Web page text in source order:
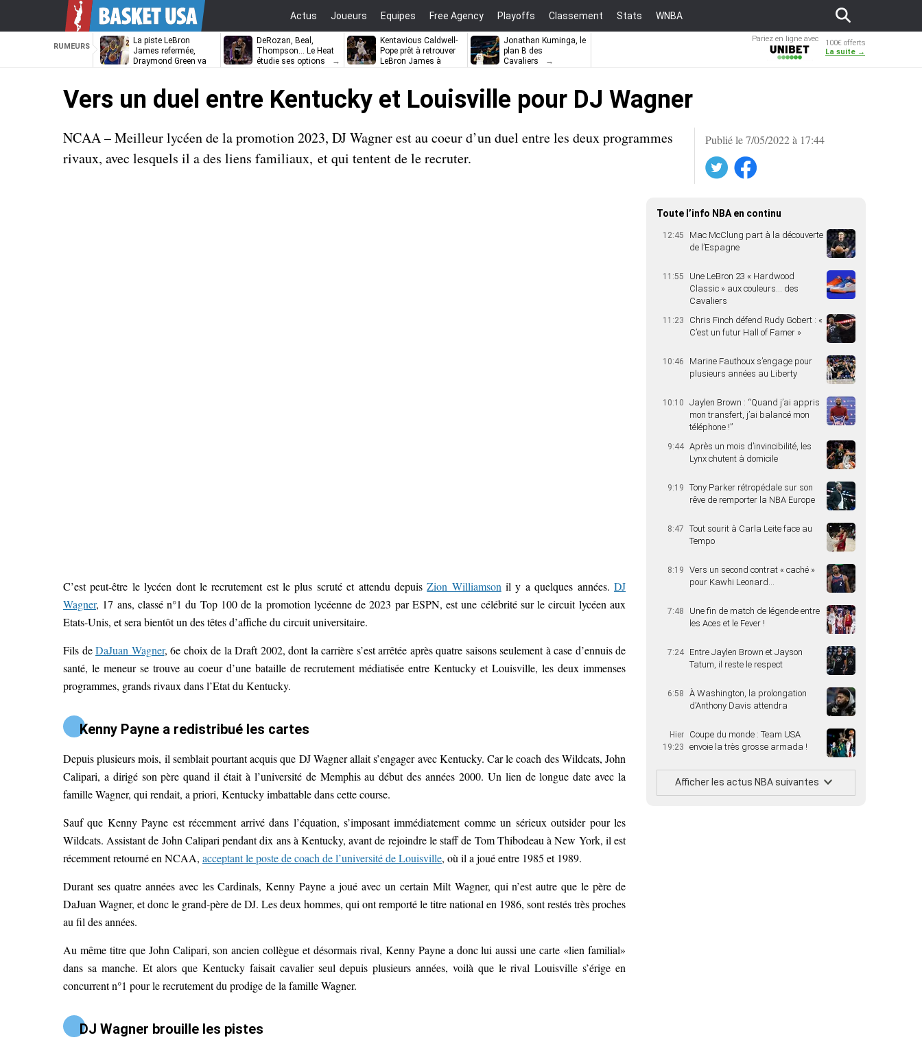
Actus Joueurs Equipes Free Agency Playoffs Classement Stats WNBA
RUMEURS
La piste LeBron
James refermée,
Draymond Green va
DeRozan, Beal,
Thompson… Le Heat
étudie ses options
Kentavious Caldwell-
Pope prêt à retrouver
LeBron James à
Jonathan Kuminga, le
plan B des
Cavaliers
Pariez en ligne avec
100€ offerts
La suite →
Vers un duel entre Kentucky et Louisville pour DJ Wagner
Publié le 7/05/2022 à 17:44
Facebook
NCAA – Meilleur lycéen de la promotion 2023, DJ Wagner est au coeur d’un duel entre les deux programmes
rivaux, avec lesquels il a des liens familiaux, et qui tentent de le recruter.
C’est peut-être le lycéen dont le recrutement est le plus scruté et attendu depuisZion Williamson il y a quelques années.DJ
Wagner, 17 ans, classé n°1 du Top 100 de la promotion lycéenne de 2023 par ESPN, est une célébrité sur le circuit lycéen aux
Etats-Unis, et sera bientôt un des têtes d’affiche du circuit universitaire.
Fils deDaJuan Wagner, 6e choix de la Draft 2002, dont la carrière s’est arrêtée après quatre saisons seulement à case d’ennuis de
santé, le meneur se trouve au coeur d’une bataille de recrutement médiatisée entre Kentucky et Louisville, les deux immenses
programmes, grands rivaux dans l’Etat du Kentucky.
Kenny Payne a redistribué les cartes
Depuis plusieurs mois, il semblait pourtant acquis que DJ Wagner allait s’engager avec Kentucky. Car le coach des Wildcats, John
Calipari, a dirigé son père quand il était à l’université de Memphis au début des années 2000. Un lien de longue date avec la
famille Wagner, qui rendait, a priori, Kentucky imbattable dans cette course.
Sauf que Kenny Payne est récemment arrivé dans l’équation, s’imposant immédiatement comme un sérieux outsider pour les
Wildcats. Assistant de John Calipari pendant dix ans à Kentucky, avant de rejoindre le staff de Tom Thibodeau à New York, il est
récemment retourné en NCAA, acceptant le poste de coach de l’université de Louisville, où il a joué entre 1985 et 1989.
Durant ses quatre années avec les Cardinals, Kenny Payne a joué avec un certain Milt Wagner, qui n’est autre que le père de
DaJuan Wagner, et donc le grand-père de DJ. Les deux hommes, qui ont remporté le titre national en 1986, sont restés très proches
au fil des années.
Au même titre que John Calipari, son ancien collègue et désormais rival, Kenny Payne a donc lui aussi une carte «lien familial»
dans sa manche. Et alors que Kentucky faisait cavalier seul depuis plusieurs années, voilà que le rival Louisville s’érige en
concurrent n°1 pour le recrutement du prodige de la famille Wagner.
DJ Wagner brouille les pistes
Toute l’info NBA en continu
12:45
Mac McClung part à la découverte
de l’Espagne
11:55
Une LeBron 23 « Hardwood
Classic » aux couleurs… des
Cavaliers
11:23
Chris Finch défend Rudy Gobert : «
C’est un futur Hall of Famer »
10:46
Marine Fauthoux s’engage pour
plusieurs années au Liberty
10:10
Jaylen Brown : “Quand j’ai appris
mon transfert, j’ai balancé mon
téléphone !”
9:44 Après un mois d’invincibilité, les
Lynx chutent à domicile
9:19
Tony Parker rétropédale sur son
rêve de remporter la NBA Europe
8:47
Tout sourit à Carla Leite face au
Tempo
8:19
Vers un second contrat « caché »
pour Kawhi Leonard…
7:48
Une fin de match de légende entre
les Aces et le Fever !
7:24
Entre Jaylen Brown et Jayson
Tatum, il reste le respect
6:58
À Washington, la prolongation
d’Anthony Davis attendra
Hier
19:23
Coupe du monde : Team USA
envoie la très grosse armada !
Afficher les actus NBA suivantes